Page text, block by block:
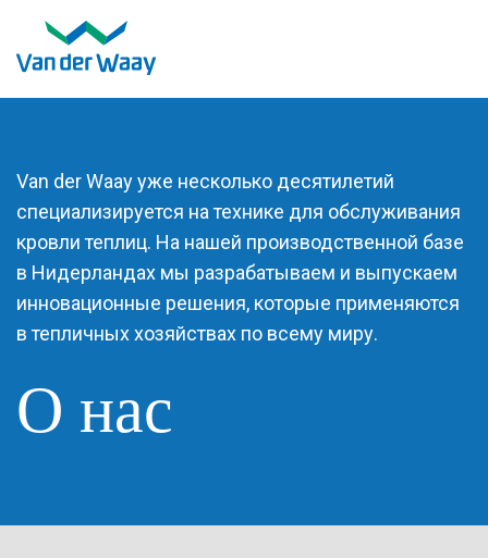
О нас
Van der Waay уже несколько десятилетий
специализируется на технике для обслуживания
кровли теплиц. На нашей производственной базе
в Нидерландах мы разрабатываем и выпускаем
инновационные решения, которые применяются
в тепличных хозяйствах по всему миру.